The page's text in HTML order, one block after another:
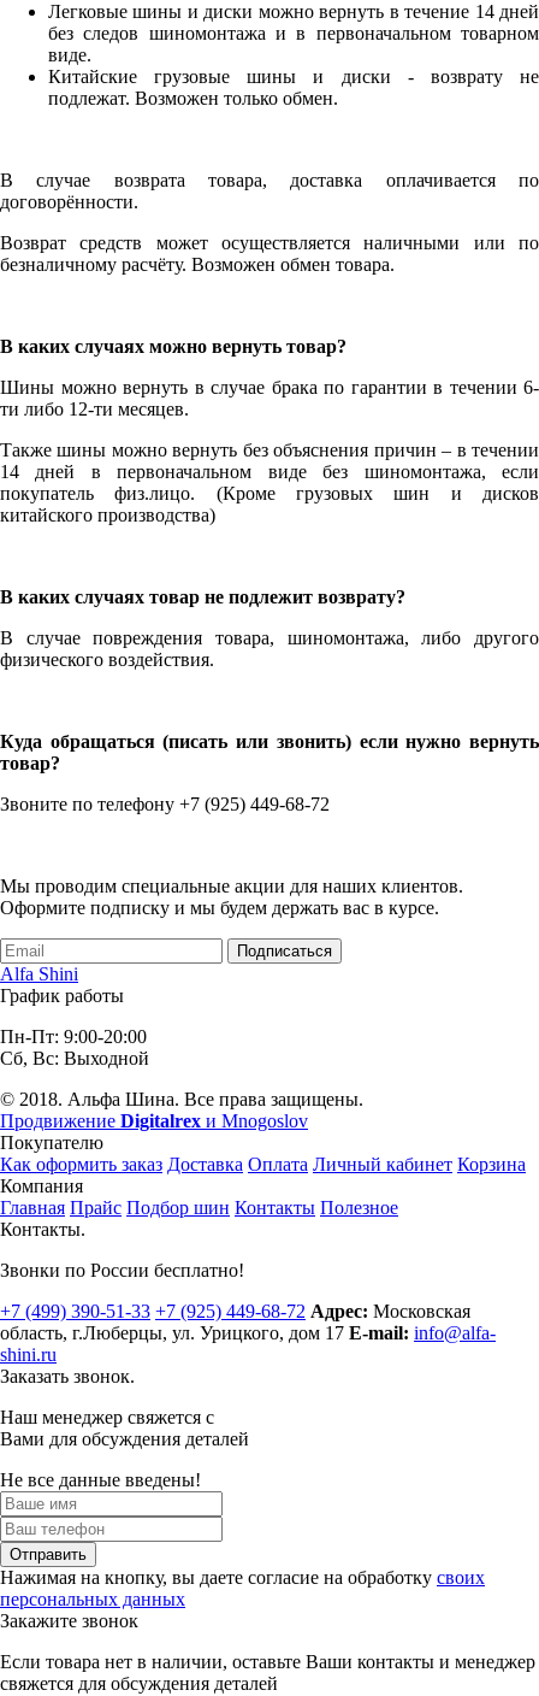
Легковые шины и диски можно вернуть в течение 14 дней
без следов шиномонтажа и в первоначальном товарном
виде.
Китайские грузовые шины и диски - возврату не
подлежат. Возможен только обмен.
В случае возврата товара, доставка оплачивается по
договорённости.
Возврат средств может осуществляется наличными или по
безналичному расчёту. Возможен обмен товара.
В каких случаях можно вернуть товар?
Шины можно вернуть в случае брака по гарантии в течении 6-
ти либо 12-ти месяцев.
Также шины можно вернуть без объяснения причин – в течении
14 дней в первоначальном виде без шиномонтажа, если
покупатель физ.лицо. (Кроме грузовых шин и дисков
китайского производства)
В каких случаях товар не подлежит возврату?
В случае повреждения товара, шиномонтажа, либо другого
физического воздействия.
Куда обращаться (писать или звонить) если нужно вернуть
товар?
Звоните по телефону +7 (925) 449-68-72
Мы проводим специальные акции для наших клиентов.
Оформите подписку и мы будем держать вас в курсе.
Подписаться
Alfa Shini
График работы
Пн-Пт: 9:00-20:00
Сб, Вс: Выходной
© 2018. Альфа Шина. Все права защищены.
Продвижение Digitalrex и Mnogoslov
Покупателю
Как оформить заказ Доставка Оплата Личный кабинет Корзина
Компания
Главная Прайс Подбор шин Контакты Полезное
Контакты.
Звонки по России бесплатно!
+7 (499) 390-51-33 +7 (925) 449-68-72 Адрес: Московская
область, г.Люберцы, ул. Урицкого, дом 17 E-mail: info@alfa-
shini.ru
Заказать звонок.
Наш менеджер свяжется с
Вами для обсуждения деталей
Не все данные введены!
Отправить
Нажимая на кнопку, вы даете согласие на обработку своих
персональных данных
Закажите звонок
Если товара нет в наличии, оставьте Ваши контакты и менеджер
свяжется для обсуждения деталей